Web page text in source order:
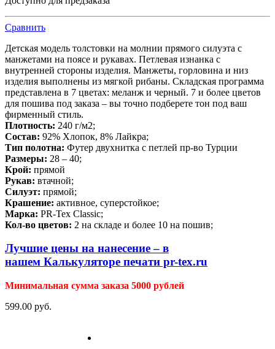
Сравнить
Детская модель толстовки на молнии прямого силуэта с
манжетами на поясе и рукавах. Петлевая изнанка с
внутренней стороны изделия. Манжеты, горловина и низ
изделия выполнены из мягкой рибаны. Складская программа
представлена в 7 цветах: меланж и черный. 7 и более цветов
для пошива под заказа – вы точно подберете тон под ваш
фирменный стиль.
Плотность: 240 г/м2;
Состав: 92% Хлопок, 8% Лайкра;
Тип полотна: Футер двухнитка с петлей пр-во Турции
Размеры: 28 – 40;
Крой: прямой
Рукав: втачной;
Силуэт: прямой;
Крашение: активное, суперстойкое;
Марка: PR-Tex Classic;
Кол-во цветов: 2 на складе и более 10 на пошив;
Лучшие цены на нанесение – в
нашем Калькуляторе печати pr-tex.ru
Минимальная сумма заказа 5000 рублей
599.00 руб.